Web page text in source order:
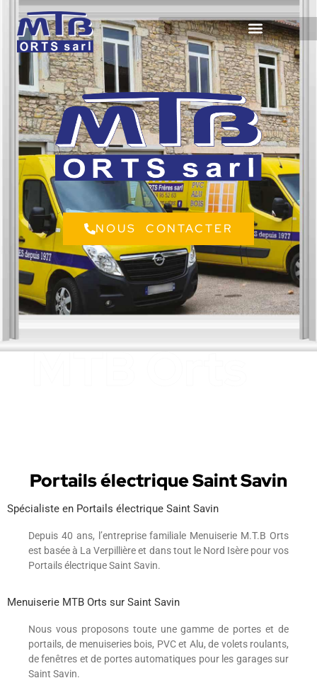
NOUS CONTACTER
Portails électrique Saint Savin
Spécialiste en Portails électrique Saint Savin
Depuis 40 ans, l’entreprise familiale Menuiserie M.T.B Orts
est basée à La Verpillière et dans tout le Nord Isère pour vos
Portails électrique Saint Savin.
Menuiserie MTB Orts sur Saint Savin
Nous vous proposons toute une gamme de portes et de
portails, de menuiseries bois, PVC et Alu, de volets roulants,
de fenêtres et de portes automatiques pour les garages sur
Saint Savin.